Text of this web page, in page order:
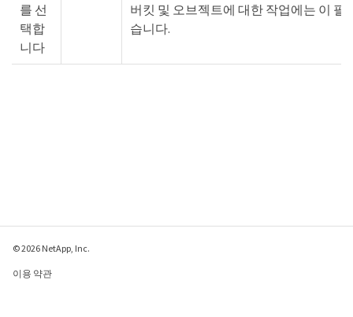
를 선
택합
니다
버킷 및 오브젝트에 대한 작업에는 이 필
습니다.
© 2026 NetApp, Inc.
이용 약관